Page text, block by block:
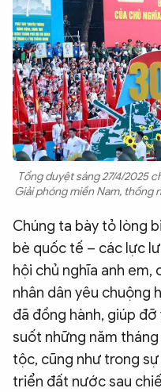
Tổng duyệt sáng 27/4/2025
Giải phóng miền Nam, thống
Chúng ta bày tỏ lòng
bè quốc tế – các lực
hội chủ nghĩa anh em,
nhân dân yêu chuộng
đã đồng hành, giúp
suốt những năm
tộc, cũng như trong
triển đất nước sau